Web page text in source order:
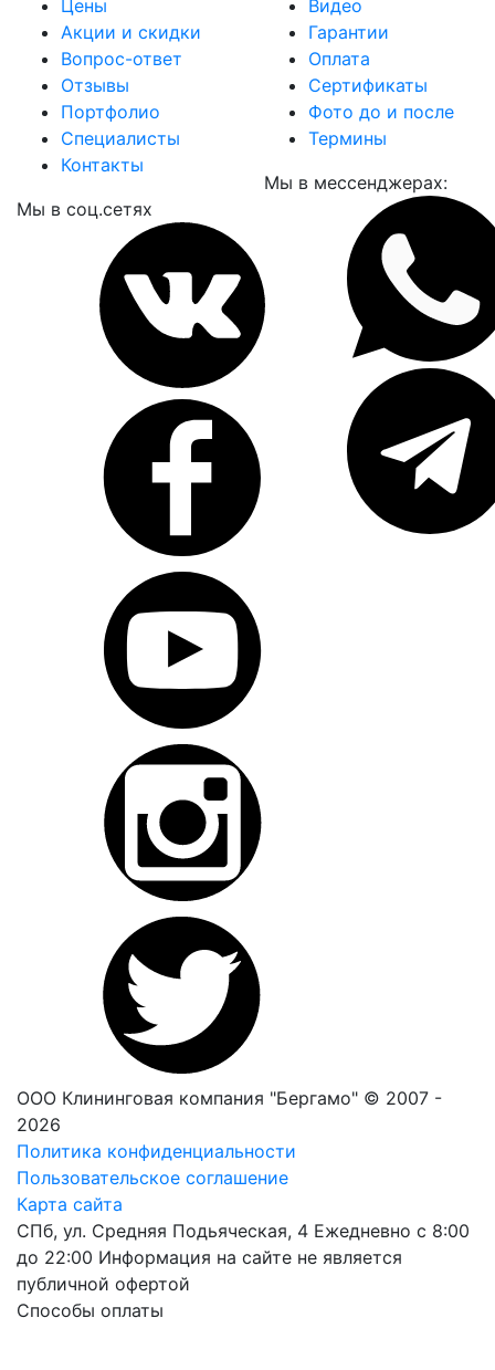
Цены
Акции и скидки
Вопрос-ответ
Отзывы
Портфолио
Специалисты
Контакты
Мы в соц.сетях
Видео
Гарантии
Оплата
Сертификаты
Фото до и после
Термины
Мы в мессенджерах:
ООО Клининговая компания "Бергамо" © 2007 -
2026
Политика конфиденциальности
Пользовательское соглашение
Карта сайта
СПб, ул. Средняя Подьяческая, 4 Ежедневно с 8:00
до 22:00 Информация на сайте не является
публичной офертой
Способы оплаты